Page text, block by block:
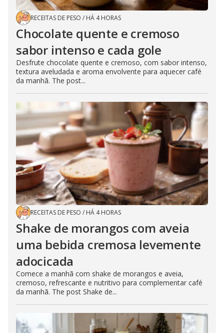
RECEITAS DE PESO / HÁ 4 HORAS
Chocolate quente e cremoso
sabor intenso e cada gole
Desfrute chocolate quente e cremoso, com sabor intenso,
textura aveludada e aroma envolvente para aquecer café
da manhã. The post...
RECEITAS DE PESO / HÁ 4 HORAS
Shake de morangos com aveia
uma bebida cremosa levemente
adocicada
Comece a manhã com shake de morangos e aveia,
cremoso, refrescante e nutritivo para complementar café
da manhã. The post Shake de...